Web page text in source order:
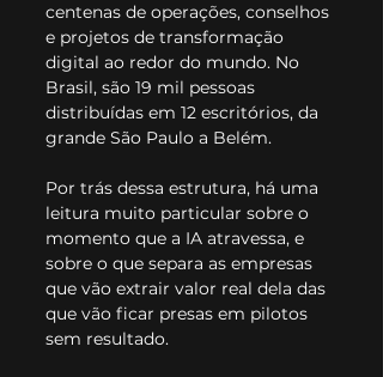
centenas de operações, conselhos
e projetos de transformação
digital ao redor do mundo. No
Brasil, são 19 mil pessoas
distribuídas em 12 escritórios, da
grande São Paulo a Belém.
Por trás dessa estrutura, há uma
leitura muito particular sobre o
momento que a IA atravessa, e
sobre o que separa as empresas
que vão extrair valor real dela das
que vão ficar presas em pilotos
sem resultado.